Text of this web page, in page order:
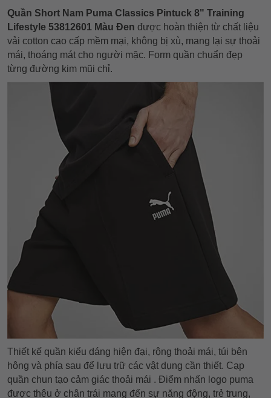
Quần Short Nam Puma Classics Pintuck 8" Training
Lifestyle 53812601 Màu Đen được hoàn thiện từ chất liệu
vải cotton cao cấp mềm mại, không bị xù, mang lại sự thoải
mái, thoáng mát cho người mặc. Form quần chuẩn đẹp
từng đường kim mũi chỉ.
Thiết kế quần kiểu dáng hiện đại, rộng thoải mái, túi bên
hông và phía sau để lưu trữ các vật dụng cần thiết. Cạp
quần chun tạo cảm giác thoải mái . Điểm nhấn logo puma
được thêu ở chân trái mang đến sự năng động, trẻ trung,